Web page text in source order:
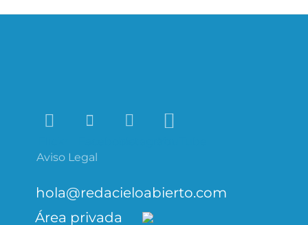
Aviso Legal
hola@redacieloabierto.com
Área privada